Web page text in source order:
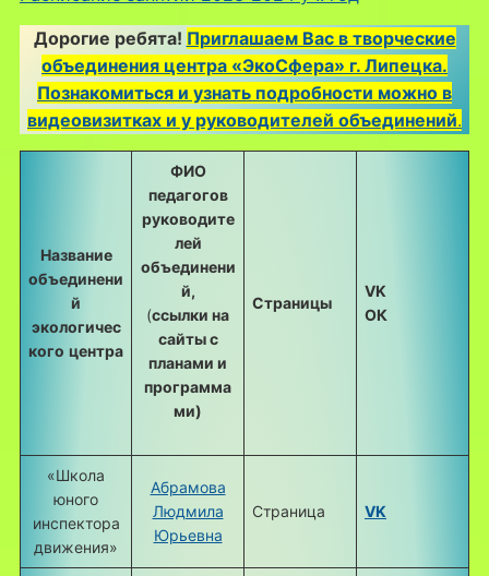
Дорогие ребята! Приглашаем Вас в творческие
объединения центра «ЭкоСфера» г. Липецка.
Познакомиться и узнать подробности можно в
видеовизитках и у руководителей объединений.
Название
объединени
й
экологичес
кого центра
ФИО
педагогов
руководите
лей
объединени
й,
(ссылки на
сайты с
планами и
программа
ми)
Страницы
VK
ОК
«Школа
юного
инспектора
движения»
Абрамова
Людмила
Юрьевна
Страница VK